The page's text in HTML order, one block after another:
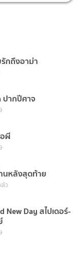
กถึงอาม่า
ปากปีศาจ
ผี
นหลังสุดท้าย
ล้ว
New Day สไปเดอร์-